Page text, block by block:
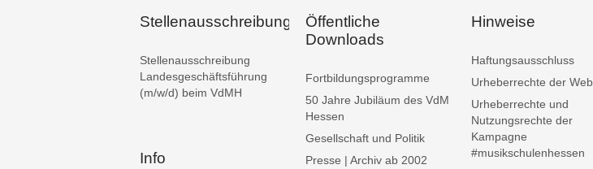
Stellenausschreibungen
Stellenausschreibung
Landesgeschäftsführung
(m/w/d) beim VdMH
Info
Öffentliche
Downloads
Fortbildungsprogramme
50 Jahre Jubiläum des VdM
Hessen
Gesellschaft und Politik
Presse | Archiv ab 2002
Hinweise
Haftungsausschluss
Urheberrechte der
Urheberrechte und
Nutzungsrechte der
Kampagne
#musikschulenhessen